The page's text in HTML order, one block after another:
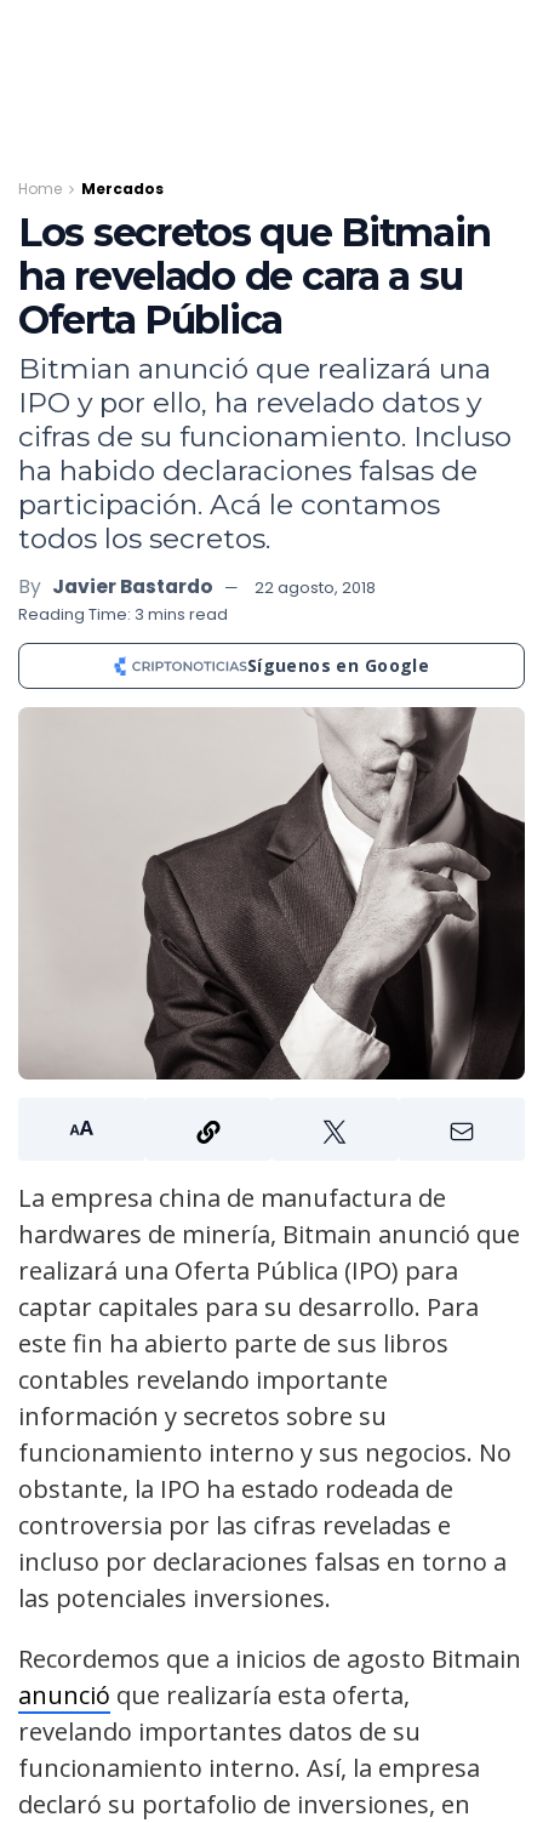
Home Mercados
Los secretos que Bitmain
ha revelado de cara a su
Oferta Pública
Bitmian anunció que realizará una
IPO y por ello, ha revelado datos y
cifras de su funcionamiento. Incluso
ha habido declaraciones falsas de
participación. Acá le contamos
todos los secretos.
By Javier Bastardo
22 agosto, 2018
Reading Time: 3 mins read
Síguenos en Google
La empresa china de manufactura de
hardwares de minería, Bitmain anunció que
realizará una Oferta Pública (IPO) para
captar capitales para su desarrollo. Para
este fin ha abierto parte de sus libros
contables revelando importante
información y secretos sobre su
funcionamiento interno y sus negocios. No
obstante, la IPO ha estado rodeada de
controversia por las cifras reveladas e
incluso por declaraciones falsas en torno a
las potenciales inversiones.
Recordemos que a inicios de agosto Bitmain
anunció que realizaría esta oferta,
revelando importantes datos de su
funcionamiento interno. Así, la empresa
declaró su portafolio de inversiones, en